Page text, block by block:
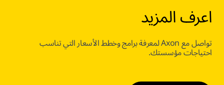
اعرف المزيد
تواصل مع Axon لمعرفة برامج وخطط الأسعار التي تناسب
احتياجات مؤسستك.